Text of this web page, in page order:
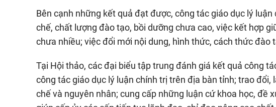
Bên cạnh những kết quả đạt được, công tác giáo dục lý
chế, chất lượng đào tạo, bồi dưỡng chưa cao, việc kết hợp
chưa nhiều; việc đổi mới nội dung, hình thức, cách thức đào
Tại Hội thảo, các đại biểu tập trung đánh giá kết quả công
công tác giáo dục lý luận chính trị trên địa bàn tỉnh; trao
chế và nguyên nhân; cung cấp những luận cứ khoa học, đề